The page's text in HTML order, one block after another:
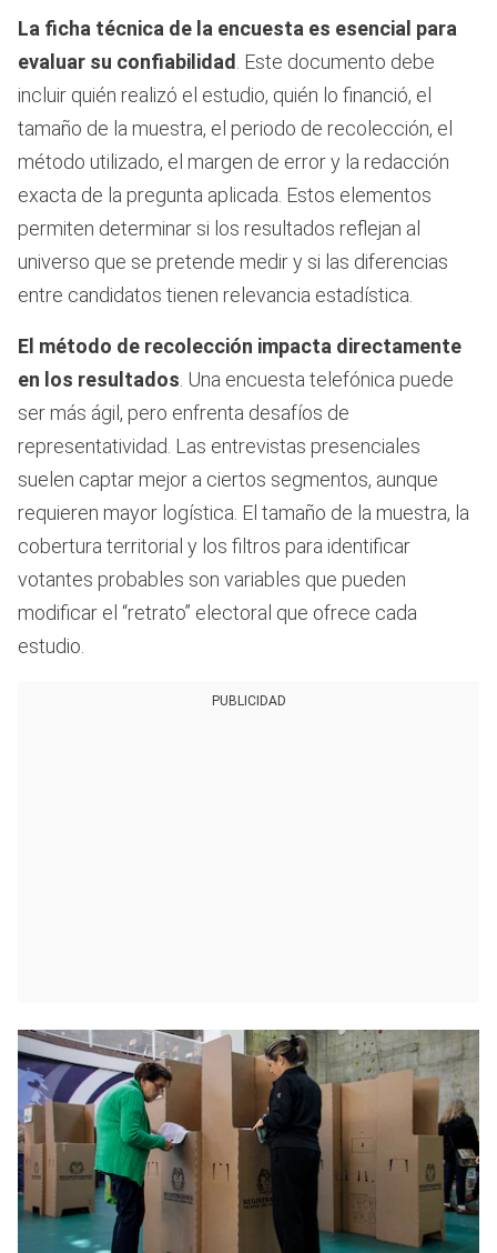
La ficha técnica de la encuesta es esencial para
evaluar su confiabilidad. Este documento debe
incluir quién realizó el estudio, quién lo financió, el
tamaño de la muestra, el periodo de recolección, el
método utilizado, el margen de error y la redacción
exacta de la pregunta aplicada. Estos elementos
permiten determinar si los resultados reflejan al
universo que se pretende medir y si las diferencias
entre candidatos tienen relevancia estadística.
El método de recolección impacta directamente
en los resultados. Una encuesta telefónica puede
ser más ágil, pero enfrenta desafíos de
representatividad. Las entrevistas presenciales
suelen captar mejor a ciertos segmentos, aunque
requieren mayor logística. El tamaño de la muestra, la
cobertura territorial y los filtros para identificar
votantes probables son variables que pueden
modificar el “retrato” electoral que ofrece cada
estudio.
PUBLICIDAD